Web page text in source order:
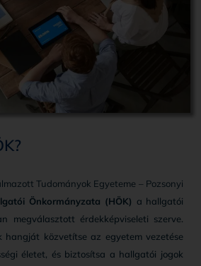
Tudományok Egyeteme – Pozsonyi
Önkormányzata (HÖK) a hallgatói
megválasztott érdekképviseleti szerve.
hangját közvetítse az egyetem vezetése
életet, és biztosítsa a hallgatói jogok